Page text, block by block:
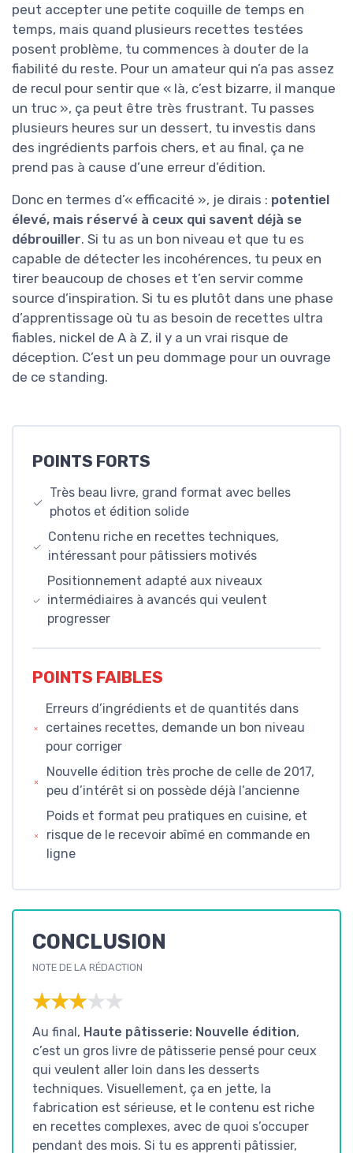
peut accepter une petite coquille de temps en
temps, mais quand plusieurs recettes testées
posent problème, tu commences à douter de la
fiabilité du reste. Pour un amateur qui n’a pas assez
de recul pour sentir que « là, c’est bizarre, il manque
un truc », ça peut être très frustrant. Tu passes
plusieurs heures sur un dessert, tu investis dans
des ingrédients parfois chers, et au final, ça ne
prend pas à cause d’une erreur d’édition.
Donc en termes d’« efficacité », je dirais : potentiel
élevé, mais réservé à ceux qui savent déjà se
débrouiller. Si tu as un bon niveau et que tu es
capable de détecter les incohérences, tu peux en
tirer beaucoup de choses et t’en servir comme
source d’inspiration. Si tu es plutôt dans une phase
d’apprentissage où tu as besoin de recettes ultra
fiables, nickel de A à Z, il y a un vrai risque de
déception. C’est un peu dommage pour un ouvrage
de ce standing.
POINTS FORTS
Très beau livre, grand format avec belles
photos et édition solide
Contenu riche en recettes techniques,
intéressant pour pâtissiers motivés
Positionnement adapté aux niveaux
intermédiaires à avancés qui veulent
progresser
POINTS FAIBLES
Erreurs d’ingrédients et de quantités dans
certaines recettes, demande un bon niveau
pour corriger
Nouvelle édition très proche de celle de 2017,
peu d’intérêt si on possède déjà l’ancienne
Poids et format peu pratiques en cuisine, et
risque de le recevoir abîmé en commande en
ligne
CONCLUSION
NOTE DE LA RÉDACTION
★★★★★
★★★★★
Au final, Haute pâtisserie: Nouvelle édition,
c’est un gros livre de pâtisserie pensé pour ceux
qui veulent aller loin dans les desserts
techniques. Visuellement, ça en jette, la
fabrication est sérieuse, et le contenu est riche
en recettes complexes, avec de quoi s’occuper
pendant des mois. Si tu es apprenti pâtissier,